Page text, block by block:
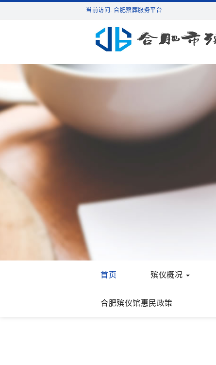
当前访问: 合肥殡葬服务平台
首页 殡仪概况
合肥殡仪馆惠民政策